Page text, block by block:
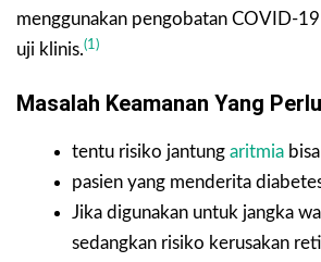
menggunakan pengobatan COVID-
uji klinis.(1)
Masalah Keamanan Yang
tentu risiko jantung aritmia
pasien yang menderita
Jika digunakan untuk jangka
sedangkan risiko kerusakan